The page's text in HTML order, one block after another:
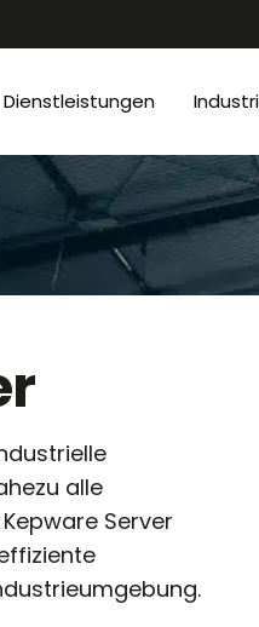
Dienstleistungen
alle
Server